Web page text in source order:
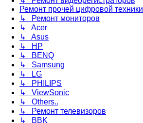
Ремонт прочей цифровой техники
↳ Ремонт мониторов
↳ Acer
↳ Asus
↳ HP
↳ BENQ
↳ Samsung
↳ LG
↳ PHILIPS
↳ ViewSonic
↳ Others..
↳ Ремонт телевизоров
↳ BBK